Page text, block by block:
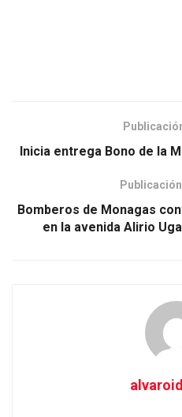
Inicia entrega Bono de la
Bomberos de Monagas
en la avenida Alirio